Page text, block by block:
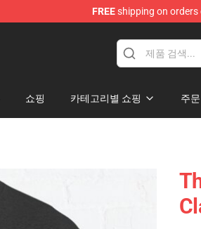
FREEshipping on orders
쇼핑 카테고리별 쇼핑 주